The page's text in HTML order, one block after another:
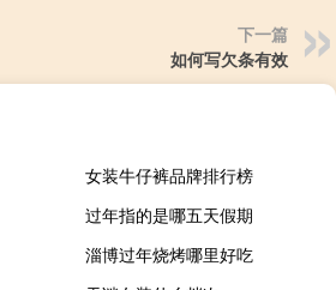
下一篇
如何写欠条有效
女装牛仔裤品牌排行榜
过年指的是哪五天假期
淄博过年烧烤哪里好吃